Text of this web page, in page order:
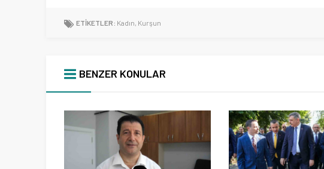
ETİKETLER: Kadın, Kurşun
BENZER KONULAR